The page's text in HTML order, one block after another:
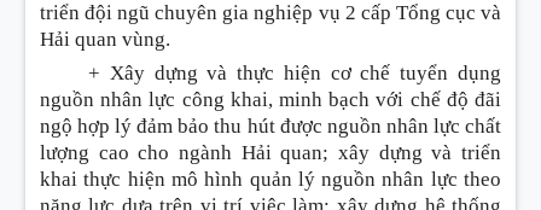
triển đội ngũ chuyên gia nghiệp vụ 2 cấp Tổng cục và
Hải quan vùng.
+ Xây dựng và thực hiện cơ chế tuyển dụng
nguồn nhân lực công khai, minh bạch với chế độ đãi
ngộ hợp lý đảm bảo thu hút được nguồn nhân lực chất
lượng cao cho ngành Hải quan; xây dựng và triển
khai thực hiện mô hình quản lý nguồn nhân lực theo